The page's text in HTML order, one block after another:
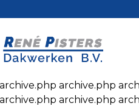
archive.php
archive.php